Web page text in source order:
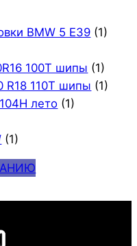
BMW 5 E39 (1)
100T шипы (1)
R18 110T шипы (1)
лето (1)
(1)